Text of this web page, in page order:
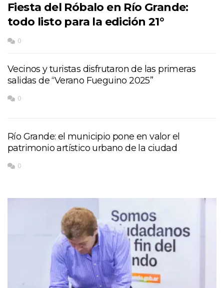
Fiesta del Róbalo en Río Grande:
todo listo para la edición 21°
0
Vecinos y turistas disfrutaron de las primeras
salidas de “Verano Fueguino 2025”
0
Río Grande: el municipio pone en valor el
patrimonio artístico urbano de la ciudad
0